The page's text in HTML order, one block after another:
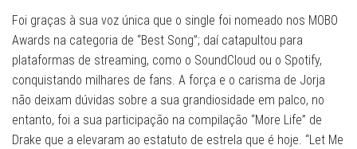
Foi graças à sua voz única que o single foi nomeado nos MOBO
Awards na categoria de “Best Song”; daí catapultou para
plataformas de streaming, como o SoundCloud ou o Spotify,
conquistando milhares de fans. A força e o carisma de Jorja
não deixam dúvidas sobre a sua grandiosidade em palco, no
entanto, foi a sua participação na compilação “More Life” de
Drake que a elevaram ao estatuto de estrela que é hoje. “Let Me